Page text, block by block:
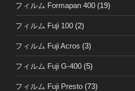
フィルム Formapan 400 (19)
フィルム Fuji 100 (2)
フィルム Fuji Acros (3)
フィルム Fuji G-400 (5)
フィルム Fuji Presto (73)